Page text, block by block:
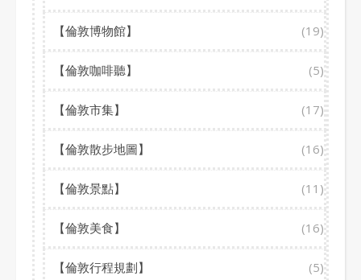
【倫敦博物館】 (19)
【倫敦咖啡聽】 (5)
【倫敦市集】 (17)
【倫敦散步地圖】 (16)
【倫敦景點】 (11)
【倫敦美食】 (16)
【倫敦行程規劃】 (5)